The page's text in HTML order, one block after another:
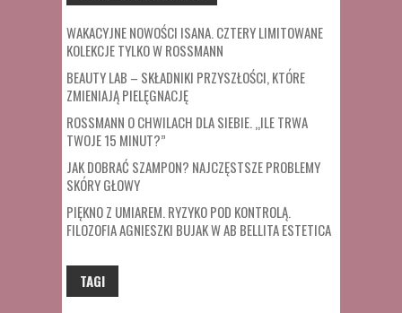
WAKACYJNE NOWOŚCI ISANA. CZTERY LIMITOWANE
KOLEKCJE TYLKO W ROSSMANN
BEAUTY LAB – SKŁADNIKI PRZYSZŁOŚCI, KTÓRE
ZMIENIAJĄ PIELĘGNACJĘ
ROSSMANN O CHWILACH DLA SIEBIE. „ILE TRWA
TWOJE 15 MINUT?”
JAK DOBRAĆ SZAMPON? NAJCZĘSTSZE PROBLEMY
SKÓRY GŁOWY
PIĘKNO Z UMIAREM. RYZYKO POD KONTROLĄ.
FILOZOFIA AGNIESZKI BUJAK W AB BELLITA ESTETICA
TAGI